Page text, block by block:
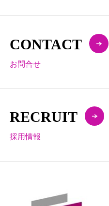
CONTACT
お問合せ
RECRUIT
採用情報